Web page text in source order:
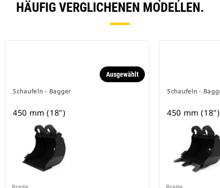
HÄUFIG VERGLICHENEN MODELLEN.
Schaufeln - Bagger
Ausgewählt
450 mm (18")
Schaufeln -
450 mm (18")